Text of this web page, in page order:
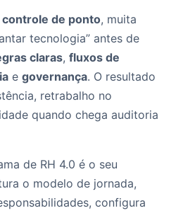
controle de ponto, muita
tecnologia” antes de
claras, fluxos de
e governança. O resultado
retrabalho no
quando chega auditoria
de RH 4.0 é o seu
o modelo de jornada,
configura